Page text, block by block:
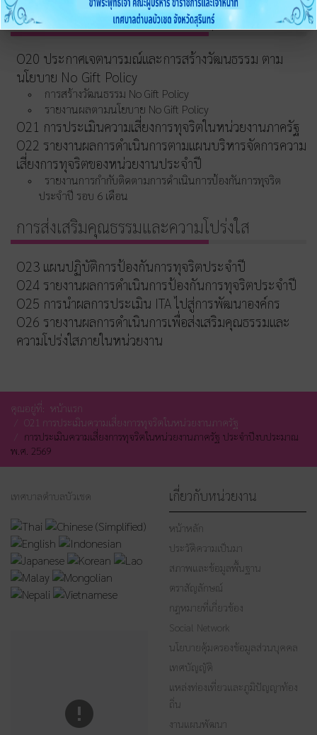
การดำเนินการเพื่อป้องกันการทุจริต
O20 ประกาศเจตนารมณ์และการสร้างวัฒนธรรม ตาม
นโยบาย No Gift Policy
การสร้างวัฒนธรรม No Gift Policy
รายงานผลตามนโยบาย No Gift Policy
O21 การประเมินความเสี่ยงการทุจริตในหน่วยงานภาครัฐ
O22 รายงานผลการดำเนินการตามแผนบริหารจัดการความ
เสี่ยงการทุจริตของหน่วยงานประจำปี
รายงานการกำกับติดตามการดำเนินการป้องกันการทุจริต
ประจำปี รอบ 6 เดือน
การส่งเสริมคุณธรรมและความโปร่งใส
O23 แผนปฏิบัติการป้องกันการทุจริตประจำปี
O24 รายงานผลการดำเนินการป้องกันการทุจริตประจำปี
O25 การนำผลการประเมิน ITA ไปสู่การพัฒนาองค์กร
O26 รายงานผลการดำเนินการเพื่อส่งเสริมคุณธรรมและ
ความโปร่งใสภายในหน่วยงาน
คุณอยู่ที่: หน้าแรก
O21 การประเมินความเสี่ยงการทุจริตในหน่วยงานภาครัฐ
การประเมินความเสี่ยงการทุจริตในหน่วยงานภาครัฐ ประจำปีงบประมาณ
พ.ศ. 2569
เทศบาลตำบลบัวเชด เกี่ยวกับหน่วยงาน
หน้าหลัก
ประวัติความเป็นมา
สภาพและข้อมูลพื้นฐาน
ตราสัญลักษณ์
กฎหมายที่เกี่ยวข้อง
Social Network
นโยบายคุ้มครองข้อมูลส่วนบุคคล
เทศบัญญัติ
แหล่งท่องเที่ยวและภูมิปัญญาท้อง
ถิ่น
งานแผนพัฒนา